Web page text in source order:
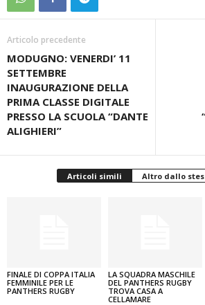
Articolo precedente
MODUGNO: VENERDI’ 11
SETTEMBRE
INAUGURAZIONE DELLA
PRIMA CLASSE DIGITALE
PRESSO LA SCUOLA “DANTE
ALIGHIERI”
Articoli simili Altro dallo
FINALE DI COPPA ITALIA
FEMMINILE PER LE
PANTHERS RUGBY
LA SQUADRA MASCHILE
DEL PANTHERS RUGBY
TROVA CASA A
CELLAMARE